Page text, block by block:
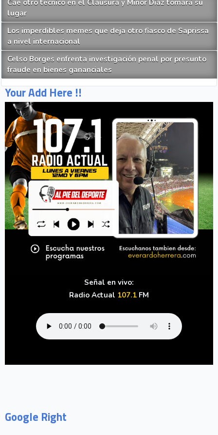
Cae otro técnico en el Clausura y Minor Díaz tomará su
lugar
Los imperdibles memes que deja otro fiasco de Saprissa
a nivel internacional
Celso Borges enfrenta investigación penal por presunto
fraude en bienes gananciales
Your Add Here !!
Señal en vivo:
Radio Actual 107.1 FM
Google Right